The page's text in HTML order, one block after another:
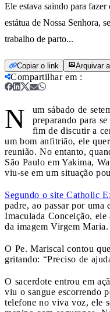
Ele estava saindo para
estátua de Nossa Senhora,
trabalho de parto...
Copiar o link Arquivar
Compartilhar em :
N
um sábado de
preparando para
fim de discutir a
um bom anfitrião, ele
reunião. No entanto,
São Paulo em Yakima,
viu-se em um situação
Segundo o site Catholic
padre, ao passar por uma
Imaculada Conceição,
da imagem Virgem Maria.
O Pe. Mariscal contou
gritando: “Preciso de
O sacerdote entrou em
viu o sangue escorrendo
telefone no viva voz, ele